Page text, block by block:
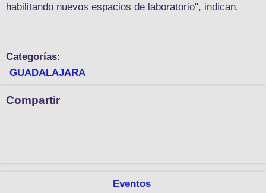
habilitando nuevos espacios de laboratorio", indican.
Categorías:
GUADALAJARA
Compartir
Eventos